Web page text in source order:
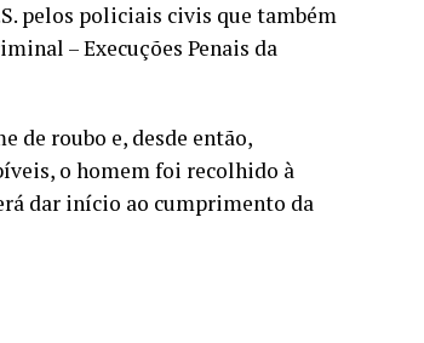
pelos policiais civis que também
– Execuções Penais da
de roubo e, desde então,
o homem foi recolhido à
dar início ao cumprimento da